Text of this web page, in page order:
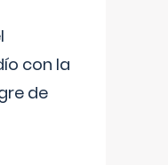
con la
de